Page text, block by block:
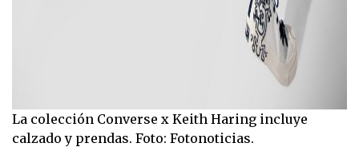
La colección Converse x Keith Haring incluye
calzado y prendas. Foto: Fotonoticias.